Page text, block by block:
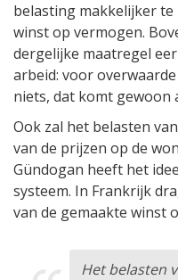
belasting makkelijker
winst op vermogen.
dergelijke maatregel
arbeid: voor
niets, dat komt gewoon
Ook zal het belasten
van de prijzen op de
Gündogan heeft het
systeem. In Frankrijk
van de gemaakte winst
Het belasten